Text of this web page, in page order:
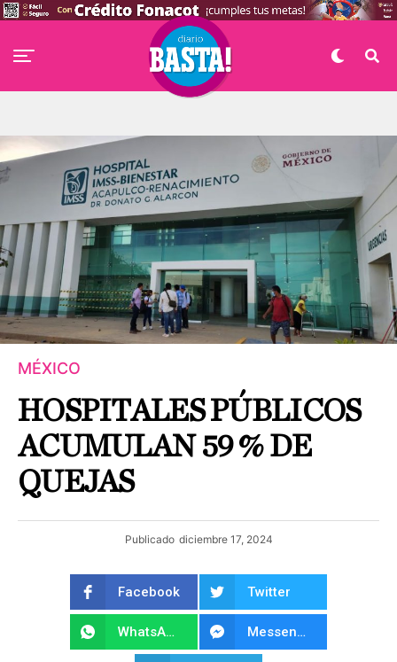
MÉXICO
HOSPITALES PÚBLICOS
ACUMULAN 59 % DE
QUEJAS
Publicado diciembre 17, 2024
Facebook Twitter
WhatsApp Messenger